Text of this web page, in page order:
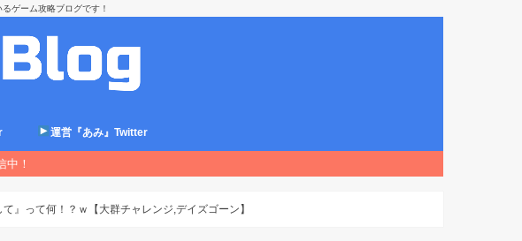
ゲーム攻略ブログです！
運営『あみ』Twitter
中！
』って何！？ｗ【大群チャレンジ,デイズゴーン】